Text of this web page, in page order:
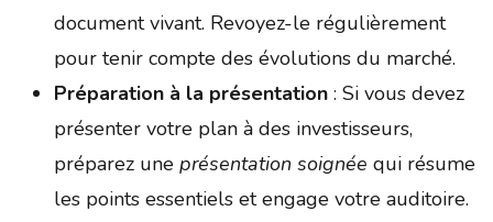
document vivant. Revoyez-le régulièrement
pour tenir compte des évolutions du marché.
Préparation à la présentation: Si vous devez
présenter votre plan à des investisseurs,
préparez une présentation soignée qui résume
les points essentiels et engage votre auditoire.